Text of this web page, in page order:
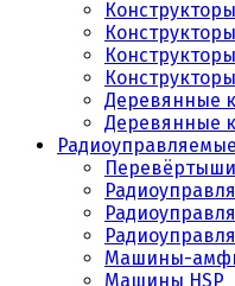
Деревянные
Деревянные
Перевёртыши
Машины-
Машины HSP